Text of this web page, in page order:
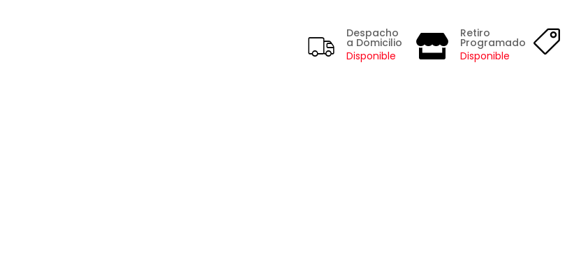
Despacho
a Domicilio
Disponible
Retiro
Programado
Disponible